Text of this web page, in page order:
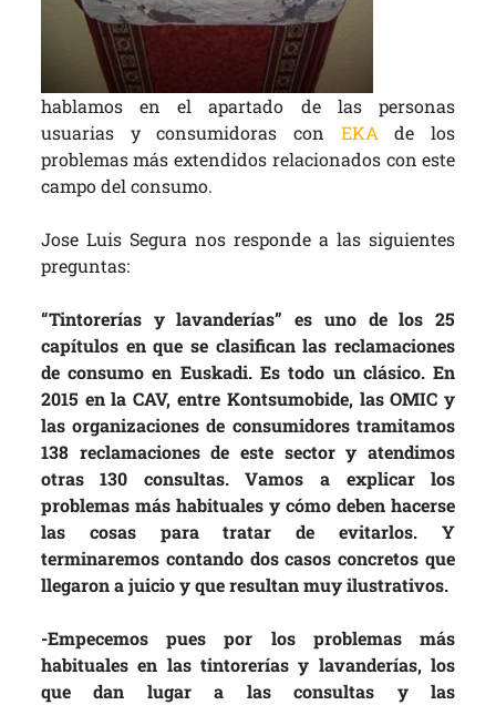
hablamos en el apartado de las personas
usuarias y consumidoras con EKAde los
problemas más extendidos relacionados con este
campo del consumo.
Jose Luis Segura nos responde a las siguientes
preguntas:
“Tintorerías y lavanderías” es uno de los 25
capítulos en que se clasifican las reclamaciones
de consumo en Euskadi. Es todo un clásico. En
2015 en la CAV, entre Kontsumobide, las OMIC y
las organizaciones de consumidores tramitamos
138 reclamaciones de este sector y atendimos
otras 130 consultas. Vamos a explicar los
problemas más habituales y cómo deben hacerse
las cosas para tratar de evitarlos. Y
terminaremos contando dos casos concretos que
llegaron a juicio y que resultan muy ilustrativos.
-Empecemos pues por los problemas más
habituales en las tintorerías y lavanderías, los
que dan lugar a las consultas y las